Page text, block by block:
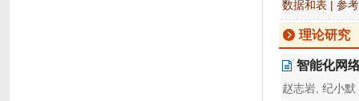
数据和表 | 参
理论研究
智能化网
赵志岩, 纪小默